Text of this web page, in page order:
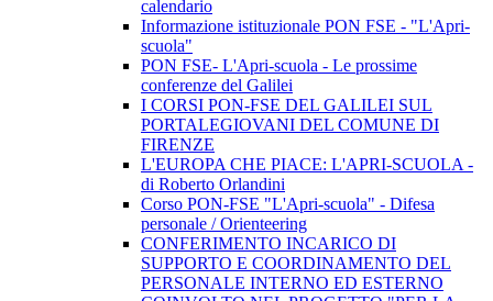
calendario
Informazione istituzionale PON FSE - "L'Apri-
scuola"
PON FSE- L'Apri-scuola - Le prossime
conferenze del Galilei
I CORSI PON-FSE DEL GALILEI SUL
PORTALEGIOVANI DEL COMUNE DI
FIRENZE
L'EUROPA CHE PIACE: L'APRI-SCUOLA -
di Roberto Orlandini
Corso PON-FSE "L'Apri-scuola" - Difesa
personale / Orienteering
CONFERIMENTO INCARICO DI
SUPPORTO E COORDINAMENTO DEL
PERSONALE INTERNO ED ESTERNO